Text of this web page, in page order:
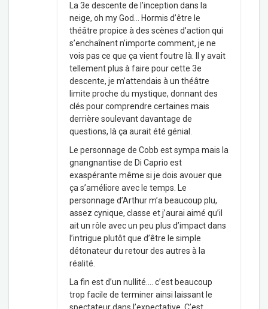
La 3e descente de l’inception dans la
neige, oh my God… Hormis d’être le
théâtre propice à des scènes d’action qui
s’enchaînent n’importe comment, je ne
vois pas ce que ça vient foutre là. Il y avait
tellement plus à faire pour cette 3e
descente, je m’attendais à un théâtre
limite proche du mystique, donnant des
clés pour comprendre certaines mais
derrière soulevant davantage de
questions, là ça aurait été génial.
Le personnage de Cobb est sympa mais la
gnangnantise de Di Caprio est
exaspérante même si je dois avouer que
ça s’améliore avec le temps. Le
personnage d’Arthur m’a beaucoup plu,
assez cynique, classe et j’aurai aimé qu’il
ait un rôle avec un peu plus d’impact dans
l’intrigue plutôt que d’être le simple
détonateur du retour des autres à la
réalité.
La fin est d’un nullité…. c’est beaucoup
trop facile de terminer ainsi laissant le